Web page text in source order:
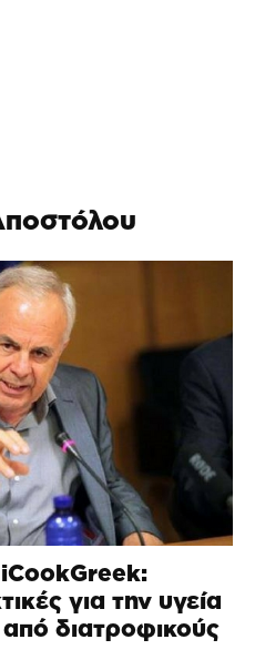
για την υγεία
διατροφικούς